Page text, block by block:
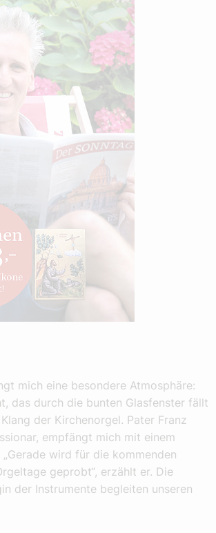
mich eine besondere Atmosphäre:
das durch die bunten Glasfenster fällt
der Kirchenorgel. Pater Franz
empfängt mich mit einem
wird für die kommenden
geprobt“, erzählt er. Die
der Instrumente begleiten unseren